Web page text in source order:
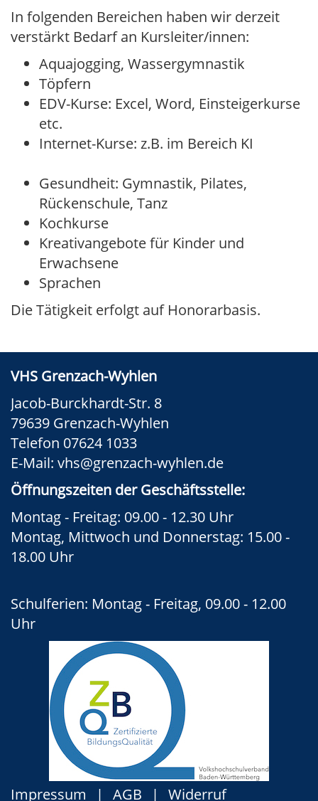
In folgenden Bereichen haben wir derzeit
verstärkt Bedarf an Kursleiter/innen:
Aquajogging, Wassergymnastik
Töpfern
EDV-Kurse: Excel, Word, Einsteigerkurse
etc.
Internet-Kurse: z.B. im Bereich KI
Gesundheit: Gymnastik, Pilates,
Rückenschule, Tanz
Kochkurse
Kreativangebote für Kinder und
Erwachsene
Sprachen
Die Tätigkeit erfolgt auf Honorarbasis.
VHS Grenzach-Wyhlen
Jacob-Burckhardt-Str. 8
79639 Grenzach-Wyhlen
Telefon 07624 1033
E-Mail: vhs@grenzach-wyhlen.de
Öffnungszeiten der Geschäftsstelle:
Montag - Freitag: 09.00 - 12.30 Uhr
Montag, Mittwoch und Donnerstag: 15.00 -
18.00 Uhr
Schulferien: Montag - Freitag, 09.00 - 12.00
Uhr
Impressum AGB Widerruf